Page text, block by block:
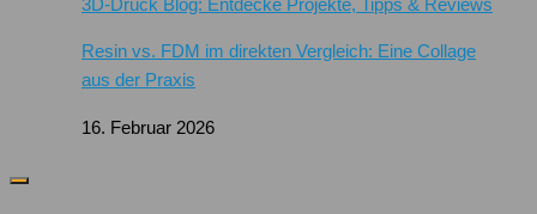
3D-Druck Blog: Entdecke Projekte, Tipps & Reviews
Resin vs. FDM im direkten Vergleich: Eine Collage
aus der Praxis
16. Februar 2026